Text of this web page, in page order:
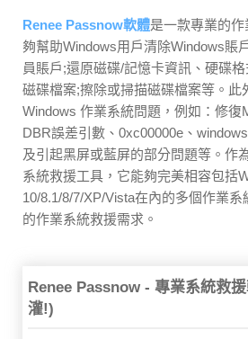
Renee Passnow軟體是一款專業的
夠幫助Windows用戶清除Windows賬
員賬戶;還原磁碟/記憶卡資訊、硬碟
磁碟檔案;擦除或掃描磁碟檔案等。此
Windows 作業系統問題，例如：修復
DBR誤差引數、0xc00000e、
及引起黑屏或藍屏的部分問題等。作
系統救援工具，它能夠完美相容包括
10/8.1/8/7/XP/Vista在內的多個作業
的作業系統救援需求。
Renee Passnow - 專業系統救
灌!)